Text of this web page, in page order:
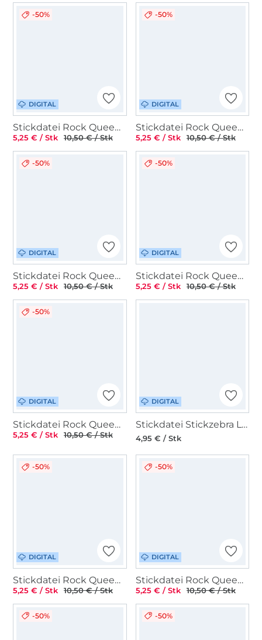
DIGITAL
-50%
Stickdatei Rock Queen Weltraum Astronauten Applikationen
5,25 € / Stk 10,50 € / Stk
DIGITAL
-50%
Stickdatei Rock Queen Geschenk-Anhänger ITH
5,25 € / Stk 10,50 € / Stk
DIGITAL
-50%
Stickdatei Rock Queen Socken-Motive
5,25 € / Stk 10,50 € / Stk
DIGITAL
-50%
Stickdatei Rock Queen Ringkissen Set 1
5,25 € / Stk 10,50 € / Stk
DIGITAL
-50%
Stickdatei Rock Queen Giga Camping Set
5,25 € / Stk 10,50 € / Stk
DIGITAL
Stickdatei Stickzebra Löwe
4,95 € / Stk
DIGITAL
-50%
Stickdatei Rock Queen Bumblebee-Hummel
5,25 € / Stk 10,50 € / Stk
DIGITAL
-50%
Stickdatei Rock Queen Medical Icons
5,25 € / Stk 10,50 € / Stk
-50% -50%